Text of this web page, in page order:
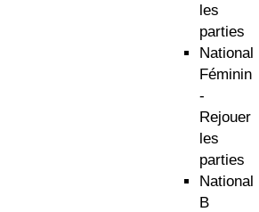
les
parties
National
Féminin
-
Rejouer
les
parties
National
B